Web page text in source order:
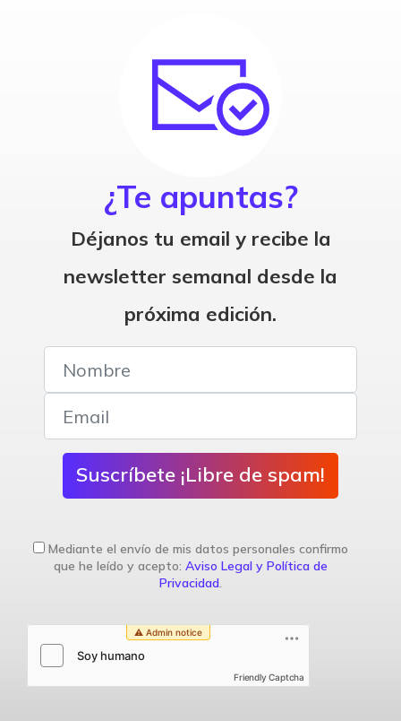
¿Te apuntas?
Déjanos tu email y recibe la
newsletter semanal desde la
próxima edición.
Suscríbete ¡Libre de spam!
Mediante el envío de mis datos personales confirmo
que he leído y acepto: Aviso Legal y Política de
Privacidad.
Friendly Captcha